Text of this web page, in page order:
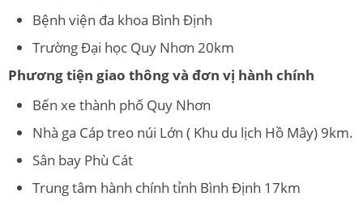
Bệnh viện đa khoa Bình Định
Trường Đại học Quy Nhơn 20km
Phương tiện giao thông và đơn vị hành chính
Bến xe thành phố Quy Nhơn
Nhà ga Cáp treo núi Lớn ( Khu du lịch Hồ Mây) 9km.
Sân bay Phù Cát
Trung tâm hành chính tỉnh Bình Định 17km